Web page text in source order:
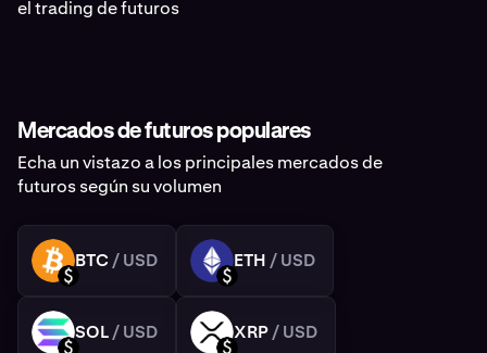
el trading de futuros
Mercados de futuros populares
Echa un vistazo a los principales mercados de
futuros según su volumen
BTC
USD
BTC / USD
ETH
USD
ETH / USD
SOL
USD
SOL/ USD
XRP
USD
XRP/ USD